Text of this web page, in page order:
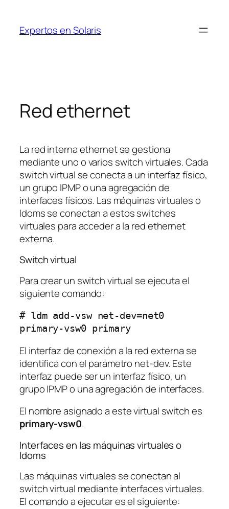
contenido
Expertos en Solaris
Red ethernet
La red interna ethernet se gestiona
mediante uno o varios switch virtuales. Cada
switch virtual se conecta a un interfaz físico,
un grupo IPMP o una agregación de
interfaces físicos. Las máquinas virtuales o
ldoms se conectan a estos switches
virtuales para acceder a la red ethernet
externa.
Switch virtual
Para crear un switch virtual se ejecuta el
siguiente comando:
# ldm add-vsw net-dev=net0
primary-vsw0 primary
El interfaz de conexión a la red externa se
identifica con el parámetro net-dev. Este
interfaz puede ser un interfaz físico, un
grupo IPMP o una agregación de interfaces.
El nombre asignado a este virtual switch es
primary-vsw0.
Interfaces en las máquinas virtuales o
ldoms
Las máquinas virtuales se conectan al
switch virtual mediante interfaces virtuales.
El comando a ejecutar es el siguiente: